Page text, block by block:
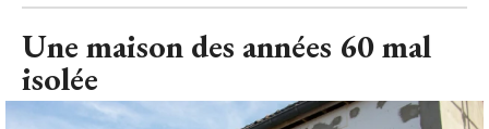
Une maison des années 60 mal
isolée